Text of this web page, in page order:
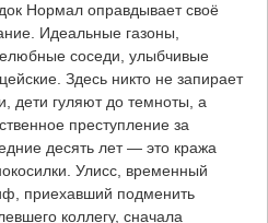
— мрачный,
триллер о цене правды
которые она отбрасывает.
Нормал оправдывает своё
Идеальные газоны,
соседи, улыбчивые
Здесь никто не запирает
дети гуляют до темноты, а
преступление за
десять лет — это кража
Улисс, временный
приехавший подменить
коллегу, сначала